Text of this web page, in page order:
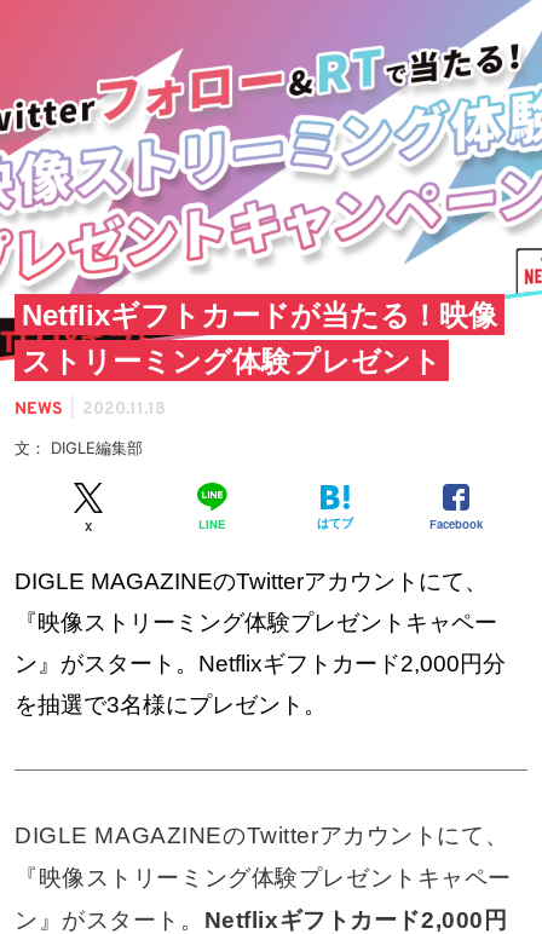
Netflixギフトカードが当たる！映像
ストリーミング体験プレゼント
NEWS 2020.11.18
文： DIGLE編集部
X LINE はてブ Facebook
DIGLE MAGAZINEのTwitterアカウントにて、
『映像ストリーミング体験プレゼントキャペー
ン』がスタート。Netflixギフトカード2,000円分
を抽選で3名様にプレゼント。
DIGLE MAGAZINEのTwitterアカウントにて、
『映像ストリーミング体験プレゼントキャペー
ン』がスタート。 Netflixギフトカード2,000円